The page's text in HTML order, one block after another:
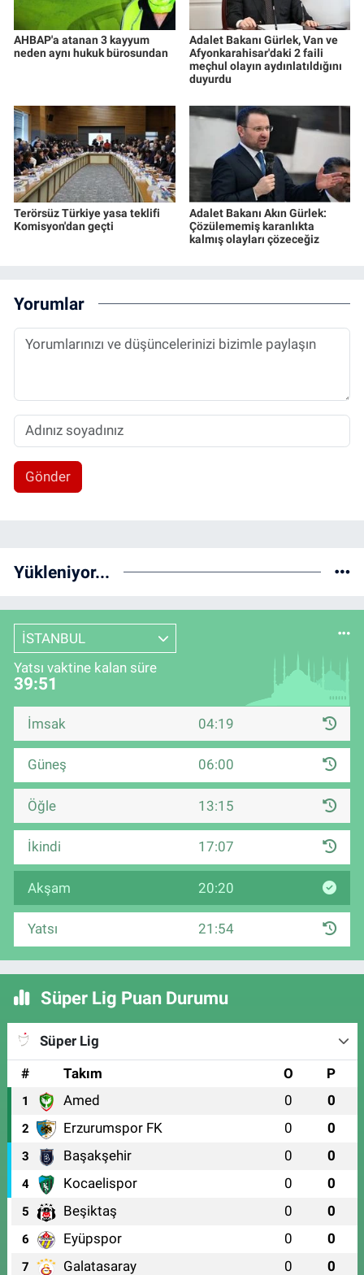
AHBAP'a atanan 3 kayyum
neden aynı hukuk bürosundan
Adalet Bakanı Gürlek, Van ve
Afyonkarahisar'daki 2 faili
meçhul olayın aydınlatıldığını
duyurdu
Terörsüz Türkiye yasa teklifi
Komisyon'dan geçti
Adalet Bakanı Akın Gürlek:
Çözülememiş karanlıkta
kalmış olayları çözeceğiz
Yorumlar
Gönder
Yükleniyor...
İSTANBUL
Yatsı vaktine kalan süre
39:51
İmsak 04:19
Güneş 06:00
Öğle 13:15
İkindi 17:07
Akşam 20:20
Yatsı 21:54
Süper Lig Puan Durumu
Süper Lig
#
Takım O P
1 Amed 0 0
2 Erzurumspor FK 0 0
3 Başakşehir 0 0
4 Kocaelispor 0 0
5 Beşiktaş 0 0
6 Eyüpspor 0 0
7 Galatasaray 0 0